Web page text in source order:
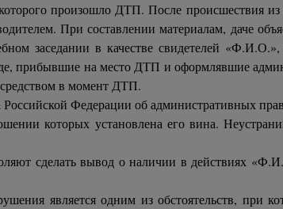
произошло ДТП. После
При составлении материалам, даче
заседании в качестве свидетелей
прибывшие на место ДТП и оформлявшие
в момент ДТП.
Федерации об административных
которых установлена его вина.
сделать вывод о наличии в действиях
является одним из обстоятельств,